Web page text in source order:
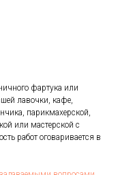
фартука или
лавочки, кафе,
парикмахерской,
или мастерской с
работ оговаривается в